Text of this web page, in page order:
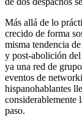
Más allá de lo
crecido de forma
misma tendencia
y post-abolición
ya una red de
eventos de
hispanohablantes
considerablemente
paso.